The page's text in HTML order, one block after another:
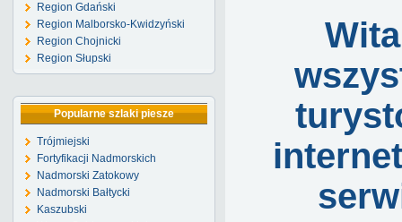
Region Gdański
Region Malborsko-Kwidzyński
Region Chojnicki
Region Słupski
Popularne szlaki piesze
Trójmiejski
Fortyfikacji Nadmorskich
Nadmorski Zatokowy
Nadmorski Bałtycki
Kaszubski